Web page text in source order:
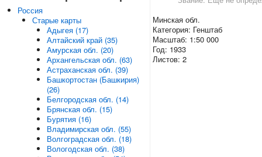
Минская обл.
Категория: Генштаб
Масштаб: 1:50 000
Год: 1933
Листов: 2
Россия
Старые карты
Адыгея (17)
Алтайский край (35)
Амурская обл. (20)
Архангельская обл. (63)
Астраханская обл. (39)
Башкортостан (Башкирия)
(26)
Белгородская обл. (14)
Брянская обл. (15)
Бурятия (16)
Владимирская обл. (55)
Волгоградская обл. (18)
Вологодская обл. (38)